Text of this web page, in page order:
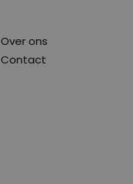
Over ons
Contact